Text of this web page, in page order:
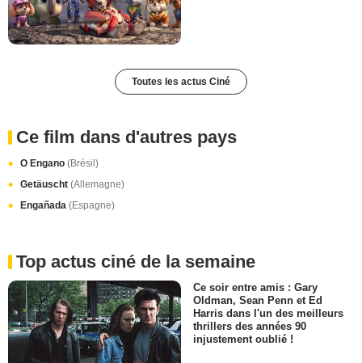
Toutes les actus Ciné
Ce film dans d'autres pays
O Engano (Brésil)
Getäuscht (Allemagne)
Engañada (Espagne)
Top actus ciné de la semaine
Ce soir entre amis : Gary
Oldman, Sean Penn et Ed
Harris dans l'un des meilleurs
thrillers des années 90
injustement oublié !